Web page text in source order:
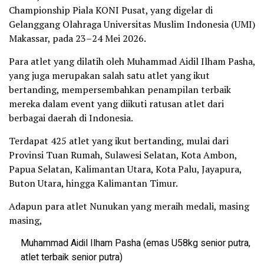
Championship Piala KONI Pusat, yang digelar di
Gelanggang Olahraga Universitas Muslim Indonesia (UMI)
Makassar, pada 23–24 Mei 2026.
Para atlet yang dilatih oleh Muhammad Aidil Ilham Pasha,
yang juga merupakan salah satu atlet yang ikut
bertanding, mempersembahkan penampilan terbaik
mereka dalam event yang diikuti ratusan atlet dari
berbagai daerah di Indonesia.
Terdapat 425 atlet yang ikut bertanding, mulai dari
Provinsi Tuan Rumah, Sulawesi Selatan, Kota Ambon,
Papua Selatan, Kalimantan Utara, Kota Palu, Jayapura,
Buton Utara, hingga Kalimantan Timur.
Adapun para atlet Nunukan yang meraih medali, masing
masing,
Muhammad Aidil Ilham Pasha (emas U58kg senior putra,
atlet terbaik senior putra)